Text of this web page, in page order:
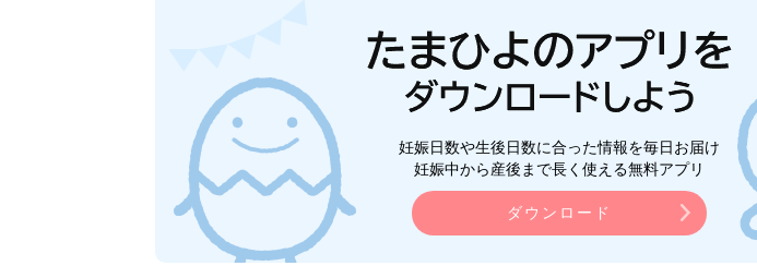
妊娠日数や生後日数に合った情報を毎日お届け
妊娠中から産後まで長く使える無料アプリ
ダウンロード